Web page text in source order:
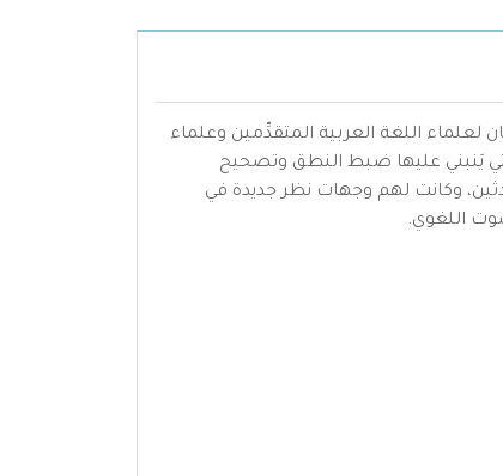
اللغة العربية المتقدِّمين وعلماء
يَنبني عليها ضبط النطق وتصحيح
وكانت لهم وجهات نظر جديدة في
اللغوي.